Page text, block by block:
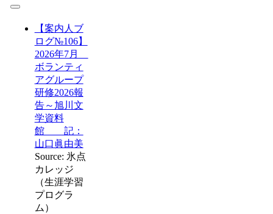
【案内人ブ
ログ№106】
2026年7月
ボランティ
アグループ
研修2026報
告～旭川文
学資料
館 記：
山口眞由美
Source: 氷点
カレッジ
（生涯学習
プログラ
ム）